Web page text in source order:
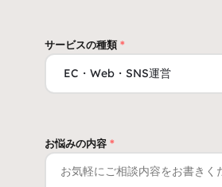
サービスの種類*
お悩みの内容 *